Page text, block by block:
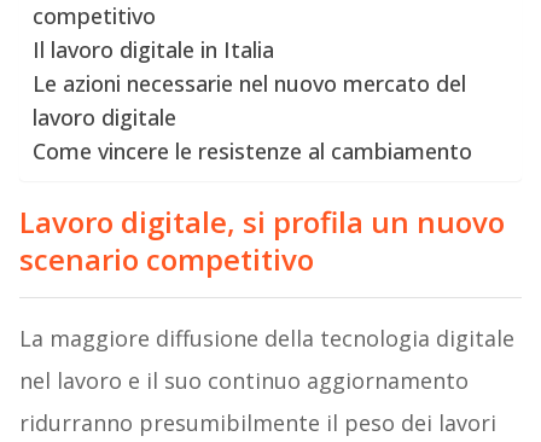
competitivo
Il lavoro digitale in Italia
Le azioni necessarie nel nuovo mercato del
lavoro digitale
Come vincere le resistenze al cambiamento
Lavoro digitale, si profila un nuovo
scenario competitivo
La maggiore diffusione della tecnologia digitale
nel lavoro e il suo continuo aggiornamento
ridurranno presumibilmente il peso dei lavori